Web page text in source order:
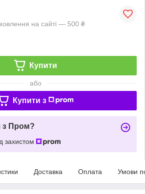
на сайті — 500 ₴
Купити
або
Купити з
з Пром?
захистом
Доставка Оплата Умови